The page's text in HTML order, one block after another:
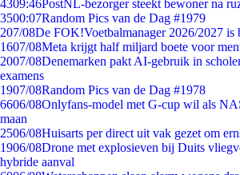
4309:46PostNL-bezorger steekt bewoner na
3500:07Random Pics van de Dag #1979
207/08De FOK!Voetbalmanager 2026/2027 is
1607/08Meta krijgt half miljard boete voor
2007/08Denemarken pakt AI-gebruik in
examens
1907/08Random Pics van de Dag #1978
6606/08Onlyfans-model met G-cup wil als
maan
2506/08Huisarts per direct uit vak gezet om
1906/08Drone met explosieven bij Duits
hybride aanval